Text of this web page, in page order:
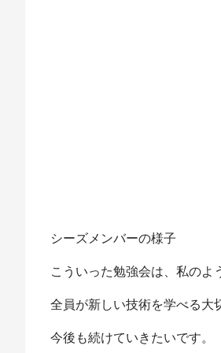
シーズメンバーの様子
こういった勉強会は、私の
全員が新しい技術を学べる大
今後も続けていきたいです。